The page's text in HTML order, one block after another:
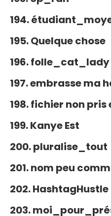
194.
195. Quelque chose
196. folle_cat_lady
197. embrasse ma
198. fichier non pris
199. Kanye Est
200. pluralise_tout
201. nom peu
202. HashtagHustle
203.